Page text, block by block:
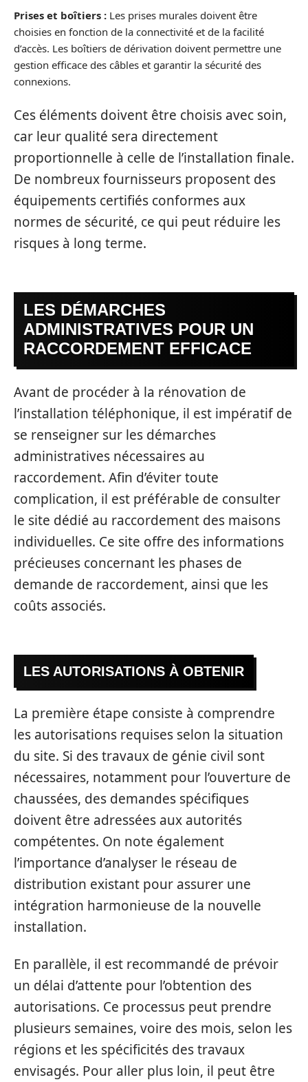
Prises et boîtiers : Les prises murales doivent être
choisies en fonction de la connectivité et de la facilité
d’accès. Les boîtiers de dérivation doivent permettre une
gestion efficace des câbles et garantir la sécurité des
connexions.
Ces éléments doivent être choisis avec soin,
car leur qualité sera directement
proportionnelle à celle de l’installation finale.
De nombreux fournisseurs proposent des
équipements certifiés conformes aux
normes de sécurité, ce qui peut réduire les
risques à long terme.
LES DÉMARCHES
ADMINISTRATIVES POUR UN
RACCORDEMENT EFFICACE
Avant de procéder à la rénovation de
l’installation téléphonique, il est impératif de
se renseigner sur les démarches
administratives nécessaires au
raccordement. Afin d’éviter toute
complication, il est préférable de consulter
le site dédié au raccordement des maisons
individuelles. Ce site offre des informations
précieuses concernant les phases de
demande de raccordement, ainsi que les
coûts associés.
LES AUTORISATIONS À OBTENIR
La première étape consiste à comprendre
les autorisations requises selon la situation
du site. Si des travaux de génie civil sont
nécessaires, notamment pour l’ouverture de
chaussées, des demandes spécifiques
doivent être adressées aux autorités
compétentes. On note également
l’importance d’analyser le réseau de
distribution existant pour assurer une
intégration harmonieuse de la nouvelle
installation.
En parallèle, il est recommandé de prévoir
un délai d’attente pour l’obtention des
autorisations. Ce processus peut prendre
plusieurs semaines, voire des mois, selon les
régions et les spécificités des travaux
envisagés. Pour aller plus loin, il peut être